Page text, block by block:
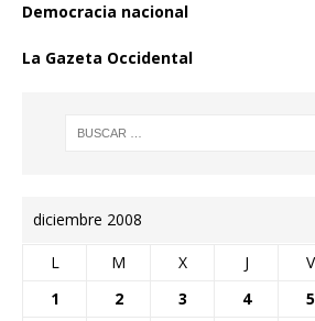
Democracia nacional
La Gazeta Occidental
diciembre 2008
L M X J V
1 2 3 4 5